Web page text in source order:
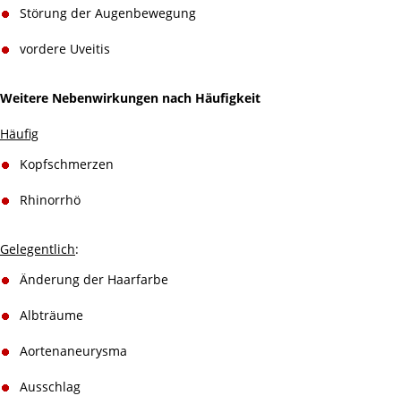
Störung der Augenbewegung
vordere Uveitis
Weitere Nebenwirkungen nach Häufigkeit
Häufig
Kopfschmerzen
Rhinorrhö
Gelegentlich:
Änderung der Haarfarbe
Albträume
Aortenaneurysma
Ausschlag